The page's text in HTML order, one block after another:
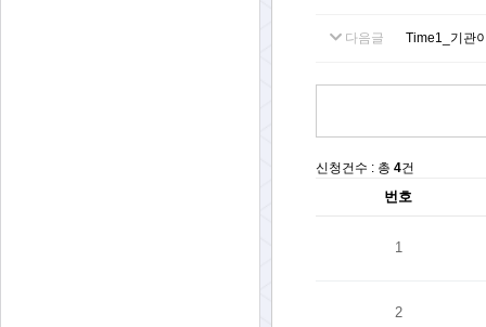
다음글 Time1_기관
신청건수 : 총 4건
번호
1
2